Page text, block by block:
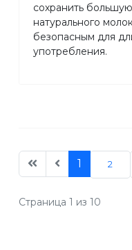
сохранить
натурального
безопасным для
употребления.
1 2
Страница 1 из 10